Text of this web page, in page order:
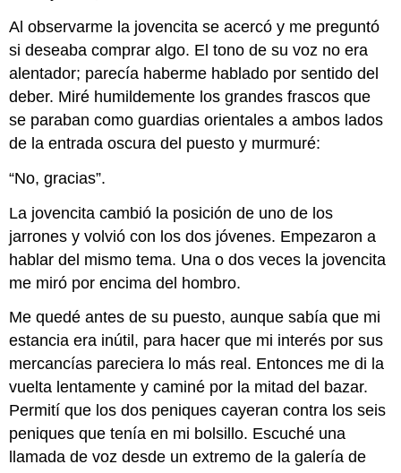
Al observarme la jovencita se acercó y me preguntó
si deseaba comprar algo. El tono de su voz no era
alentador; parecía haberme hablado por sentido del
deber. Miré humildemente los grandes frascos que
se paraban como guardias orientales a ambos lados
de la entrada oscura del puesto y murmuré:
“No, gracias”.
La jovencita cambió la posición de uno de los
jarrones y volvió con los dos jóvenes. Empezaron a
hablar del mismo tema. Una o dos veces la jovencita
me miró por encima del hombro.
Me quedé antes de su puesto, aunque sabía que mi
estancia era inútil, para hacer que mi interés por sus
mercancías pareciera lo más real. Entonces me di la
vuelta lentamente y caminé por la mitad del bazar.
Permití que los dos peniques cayeran contra los seis
peniques que tenía en mi bolsillo. Escuché una
llamada de voz desde un extremo de la galería de